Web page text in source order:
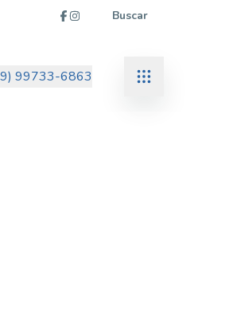
Buscar
99733-6863